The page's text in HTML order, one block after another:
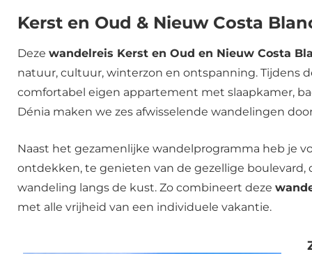
Kerst en Oud & Nieuw Costa
Deze wandelreis Kerst en Oud en Nieuw Costa
natuur, cultuur, winterzon en ontspanning. Tijdens
comfortabel eigen appartement met slaapkamer,
Dénia maken we zes afwisselende wandelingen
Naast het gezamenlijke wandelprogramma heb je
ontdekken, te genieten van de gezellige
wandeling langs de kust. Zo combineert deze
met alle vrijheid van een individuele vakantie.